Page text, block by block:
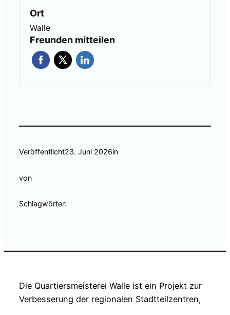
Ort
Walle
Freunden mitteilen
Veröffentlicht23. Juni 2026in
von
Schlagwörter:
Die Quartiersmeisterei Walle ist ein Projekt zur
Verbesserung der regionalen Stadtteilzentren,